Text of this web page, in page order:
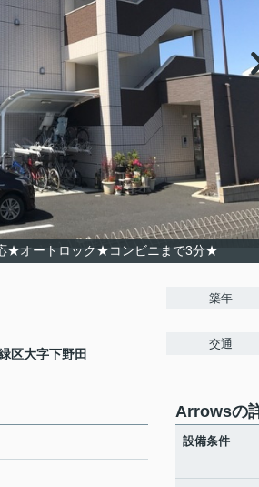
★オートロック★コンビニまで3分★
区大字下野田
築年
交通
Arrowsの
設備条件